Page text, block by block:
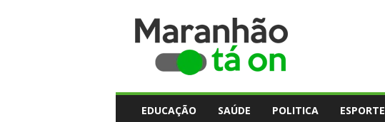
EDUCAÇÃO SAÚDE POLITICA ESPORTE